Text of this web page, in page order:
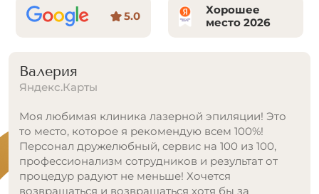
5.0
Хорошее
место 2026
Татьяна Хайрутдинова
Яндекс.Карты
Очень классное место, рекомендую всем!
Долго искала и думала куда пойти на данную
процедуру, сомневалась и боялась. Посоветовала
знакомая, после ее воссторженных рассказов,
выбор был очевиден! Я так же осталась очень
доволна, удобно территориально, клиника очень